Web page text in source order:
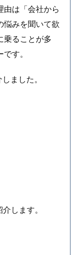
由は「会社から
悩みを聞いて欲
乗ることが多
す。
ました。
します。